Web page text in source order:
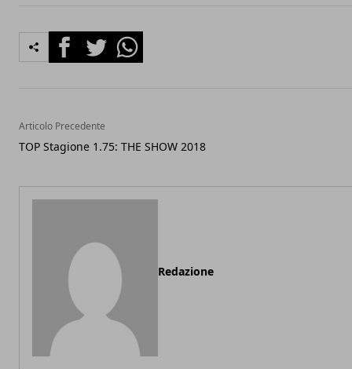
FacebookTwitterWhatsapp
Articolo Precedente
TOP Stagione 1.75: THE SHOW 2018
Redazione